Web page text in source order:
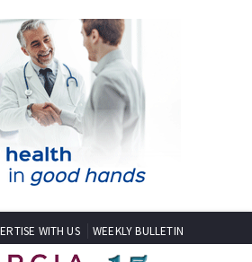
WITH US WEEKLY BULLETIN